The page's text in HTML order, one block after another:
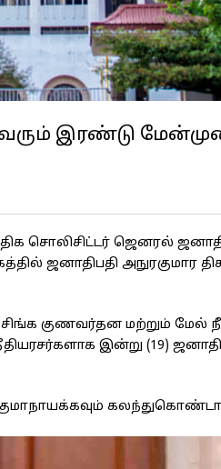
இரண்டு
சொலிசிட்டர் ஜெனரல்
ஜனாதிபதி அநுரகுமார
குணவர்தன மற்றும் மேல்
இன்று (19)